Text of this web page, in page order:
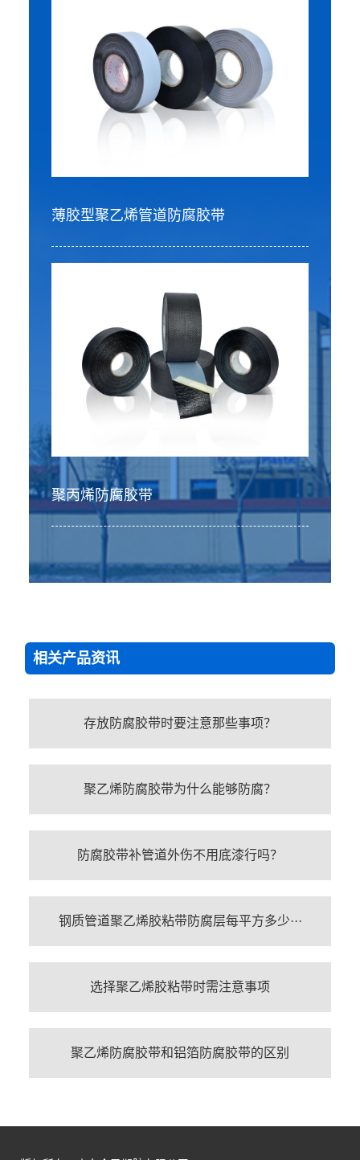
薄胶型聚乙烯管道防腐胶带
聚丙烯防腐胶带
相关产品资讯
存放防腐胶带时要注意那些事项？
聚乙烯防腐胶带为什么能够防腐？
防腐胶带补管道外伤不用底漆行吗？
钢质管道聚乙烯胶粘带防腐层每平方多少···
选择聚乙烯胶粘带时需注意事项
聚乙烯防腐胶带和铝箔防腐胶带的区别